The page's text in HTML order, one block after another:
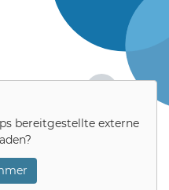
bereitgestellte externe